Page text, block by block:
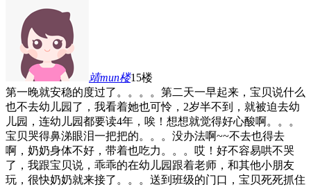
靖mun楼15楼
第一晚就安稳的度过了。。。。第二天一早起来，宝贝说什么
也不去幼儿园了，我看着她也可怜，2岁半不到，就被迫去幼
儿园，连幼儿园都要读4年，唉！想想就觉得好心酸啊。。。
宝贝哭得鼻涕眼泪一把把的。。。没办法啊~~不去也得去
啊，奶奶身体不好，带着也吃力。。。哎！好不容易哄不哭
了，我跟宝贝说，乖乖的在幼儿园跟着老师，和其他小朋友
玩，很快奶奶就来接了。。。送到班级的门口，宝贝死死抓住